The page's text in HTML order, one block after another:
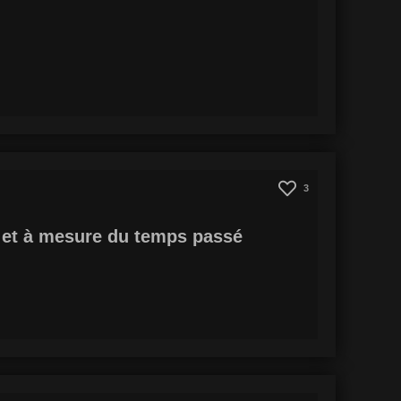
3
à mesure du temps passé